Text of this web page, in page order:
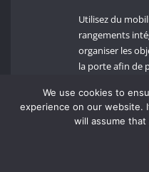
Utilisez du
rangements
organiser les
la porte afin de
EST-IL
COSY
We use cookies to
experience on our website.
will assume